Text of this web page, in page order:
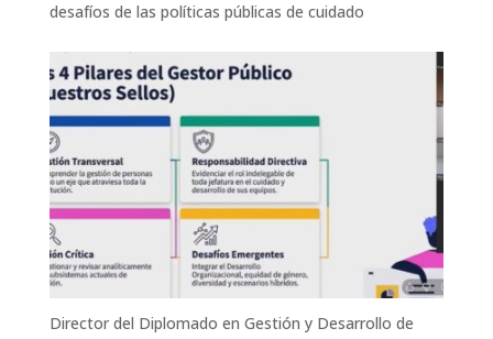
desafíos de las políticas públicas de cuidado
Director del Diplomado en Gestión y Desarrollo de